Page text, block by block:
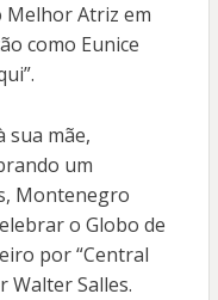
Melhor Atriz em
como Eunice
sua mãe,
um
Montenegro
o Globo de
por “Central
Walter Salles.